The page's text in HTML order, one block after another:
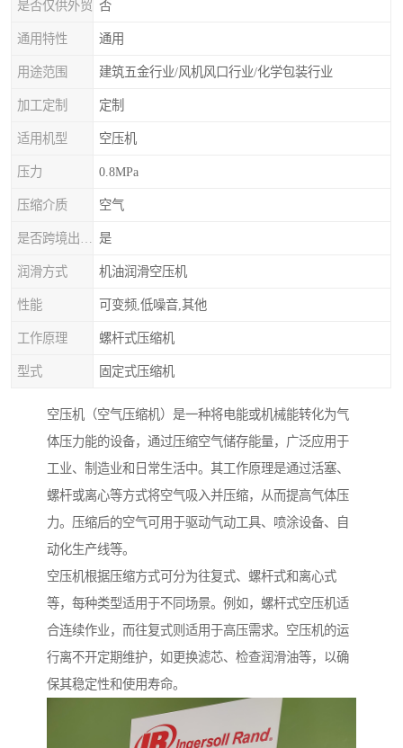
是否仅供外贸 否
通用特性 通用
用途范围 建筑五金行业/风机风口行业/化学包装行业
加工定制 定制
适用机型 空压机
压力 0.8MPa
压缩介质 空气
是
润滑方式 机油润滑空压机
性能 可变频,低噪音,其他
工作原理 螺杆式压缩机
型式 固定式压缩机
空压机（空气压缩机）是一种将电能或机械能转化为气
体压力能的设备，通过压缩空气储存能量，广泛应用于
工业、制造业和日常生活中。其工作原理是通过活塞、
螺杆或离心等方式将空气吸入并压缩，从而提高气体压
力。压缩后的空气可用于驱动气动工具、喷涂设备、自
动化生产线等。
空压机根据压缩方式可分为往复式、螺杆式和离心式
等，每种类型适用于不同场景。例如，螺杆式空压机适
合连续作业，而往复式则适用于高压需求。空压机的运
行离不开定期维护，如更换滤芯、检查润滑油等，以确
保其稳定性和使用寿命。